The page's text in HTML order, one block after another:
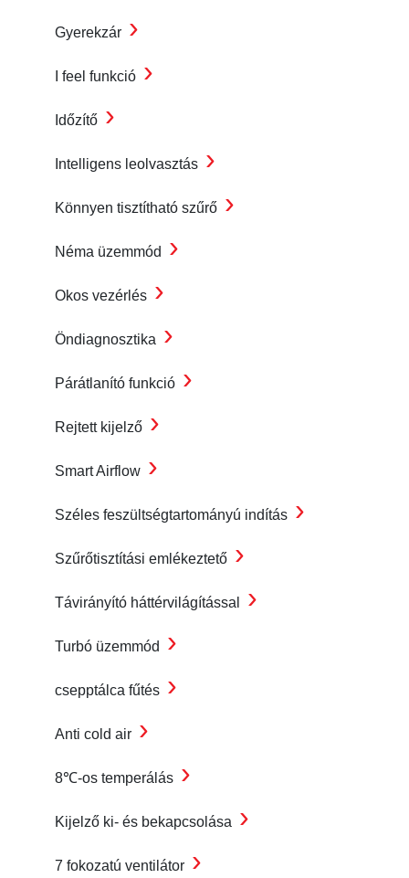
Gyerekzár ›
I feel funkció ›
Időzítő ›
Intelligens leolvasztás ›
Könnyen tisztítható szűrő ›
Néma üzemmód ›
Okos vezérlés ›
Öndiagnosztika ›
Párátlanító funkció ›
Rejtett kijelző ›
Smart Airflow ›
Széles feszültségtartományú indítás ›
Szűrőtisztítási emlékeztető ›
Távirányító háttérvilágítással ›
Turbó üzemmód ›
csepptálca fűtés ›
Anti cold air ›
8℃-os temperálás ›
Kijelző ki- és bekapcsolása ›
7 fokozatú ventilátor ›